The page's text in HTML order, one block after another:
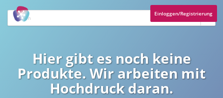
Einloggen/Registrierung
Hier gibt es noch keine
Produkte. Wir arbeiten mit
Hochdruck daran.